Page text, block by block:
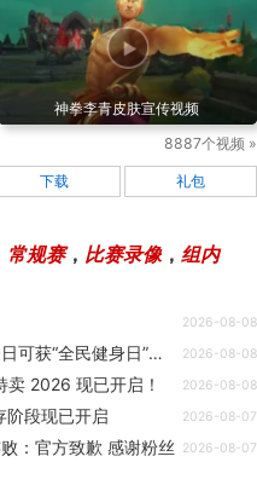
神拳李青皮肤宣传视频
8887个视频 »
下载 礼包
常规赛， 比赛录像， 组内
2026-08-08
中国专属限定！苹果Apple Watch今日可获“全民健身日”限量版奖章 2026-08-08
卖 2026 现已开启！ 2026-08-08
阶段现已开启 2026-08-07
：官方致歉 感谢粉丝 2026-08-07